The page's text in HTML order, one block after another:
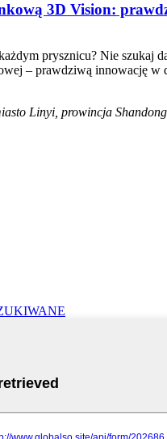
3D Vision:
prysznicu? Nie szukaj
– prawdziwą innowację
Linyi, prowincja